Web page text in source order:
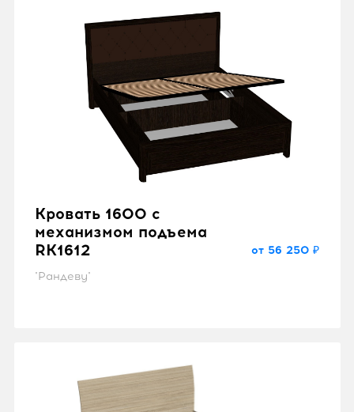
Кровать 1600 с
механизмом подъема
RK1612
"Рандеву"
от 56 250 ₽